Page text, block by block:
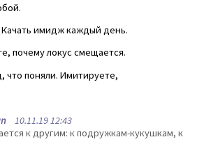
Качать имидж каждый день.
почему локус смещается.
что поняли. Имитируете,
10.11.19 12:43
к другим: к подружкам-кукушкам, к